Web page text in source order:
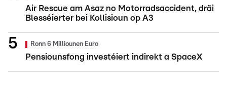
Air Rescue am Asaz no Motorradsaccident, dräi
Blesséierter bei Kollisioun op A3
Ronn 6 Milliounen Euro
Pensiounsfong investéiert indirekt a SpaceX